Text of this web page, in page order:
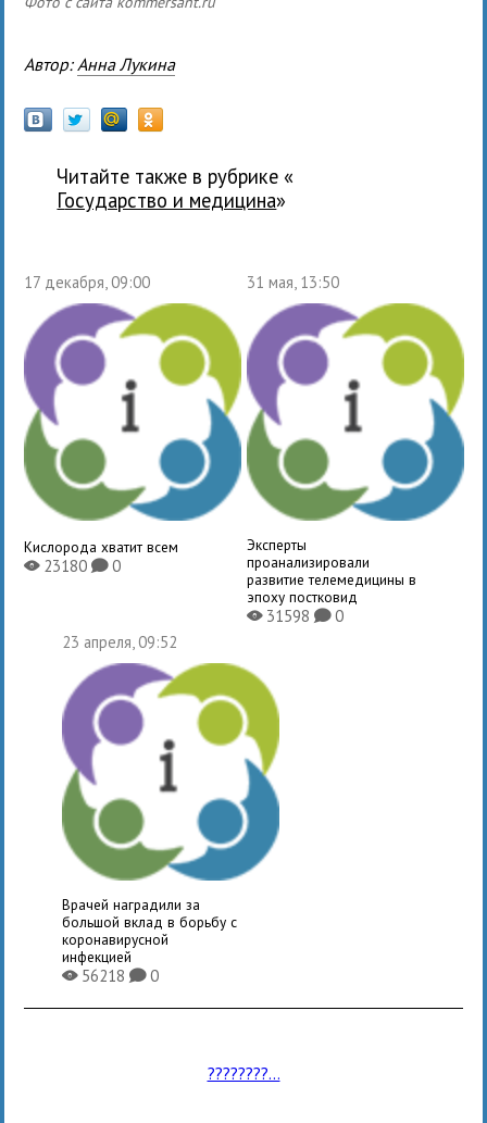
Автор: Анна Лукина
Читайте также в рубрике «
государство и медицина»
17 декабря, 09:00
Кислорода хватит всем
X23180K0
31 мая, 13:50
Эксперты
проанализировали
развитие телемедицины в
эпоху постковид
X31598 K0
23 апреля, 09:52
Врачей наградили за
большой вклад в борьбу с
коронавирусной
инфекцией
X56218K0
????????...